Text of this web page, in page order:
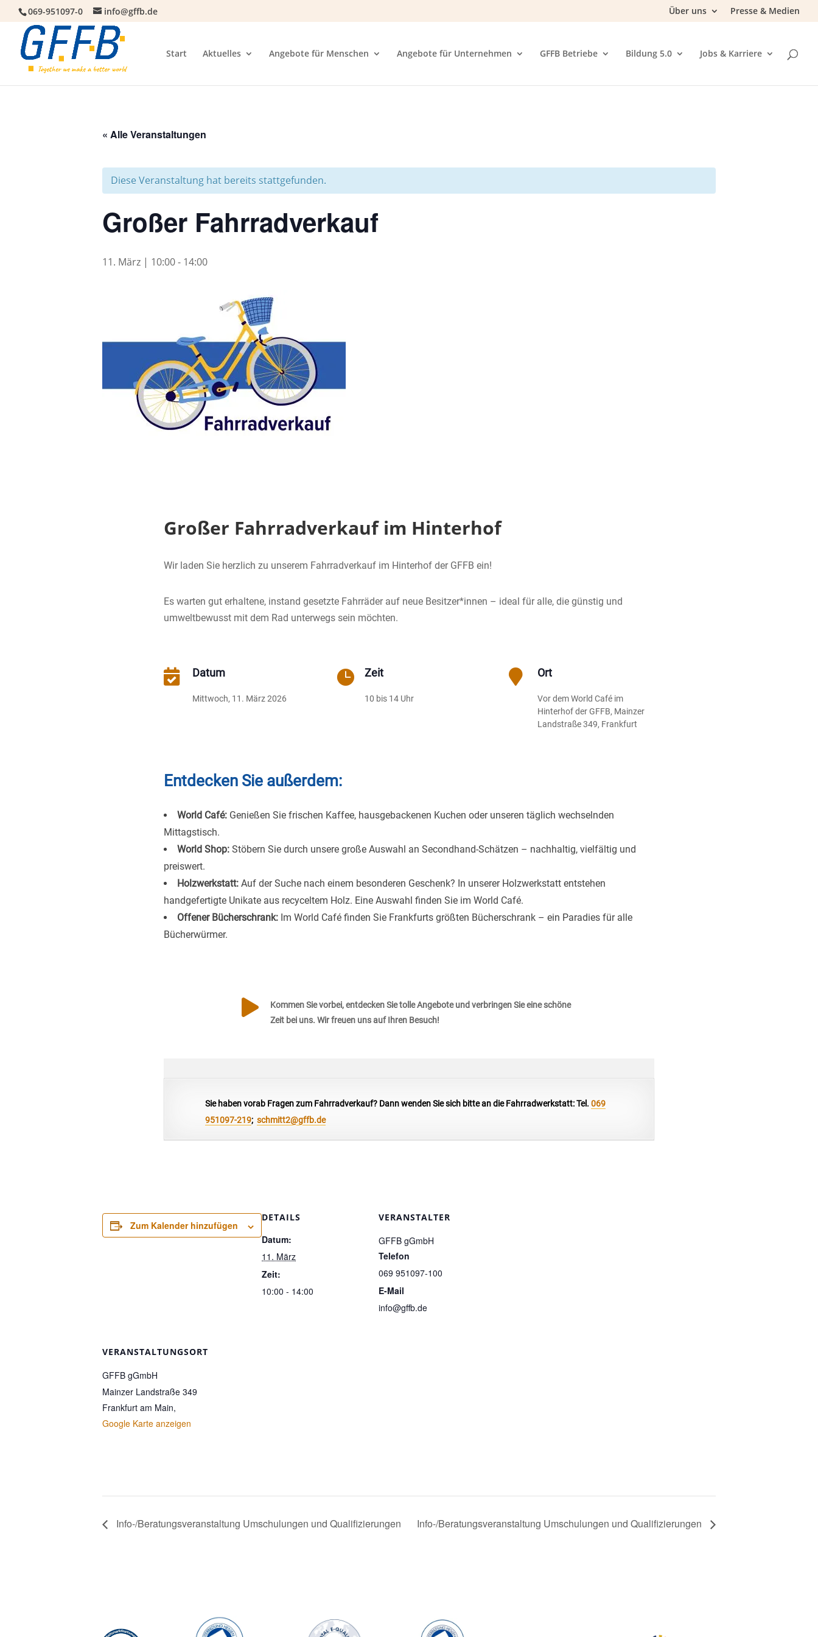
069-951097-0 info@gffb.de Über uns Presse & Medien
Start Aktuelles Angebote für Menschen Angebote für Unternehmen GFFB Betriebe Bildung 5.0 Jobs & Karriere
« Alle Veranstaltungen
Diese Veranstaltung hat bereits stattgefunden.
Großer Fahrradverkauf
11. März | 10:00- 14:00
Großer Fahrradverkauf im Hinterhof
Wir laden Sie herzlich zu unserem Fahrradverkauf im Hinterhof der GFFB ein!
Es warten gut erhaltene, instand gesetzte Fahrräder auf neue Besitzer*innen – ideal für alle, die günstig und
umweltbewusst mit dem Rad unterwegs sein möchten.
 Datum
Mittwoch, 11. März 2026
 Zeit
10 bis 14 Uhr
 Ort
Vor dem World Café im
Hinterhof der GFFB, Mainzer
Landstraße 349, Frankfurt
Entdecken Sie außerdem:
World Café:Genießen Sie frischen Kaffee, hausgebackenen Kuchen oder unseren täglich wechselnden
Mittagstisch.
World Shop:Stöbern Sie durch unsere große Auswahl an Secondhand-Schätzen – nachhaltig, vielfältig und
preiswert.
Holzwerkstatt:Auf der Suche nach einem besonderen Geschenk? In unserer Holzwerkstatt entstehen
handgefertigte Unikate aus recyceltem Holz. Eine Auswahl finden Sie im World Café.
Offener Bücherschrank:Im World Café finden Sie Frankfurts größten Bücherschrank – ein Paradies für alle
Bücherwürmer.

Kommen Sie vorbei, entdecken Sie tolle Angebote und verbringen Sie eine schöne
Zeit bei uns. Wir freuen uns auf Ihren Besuch!
Sie haben vorab Fragen zum Fahrradverkauf? Dann wenden Sie sich bitte an die Fahrradwerkstatt: Tel. 069
951097-219; schmitt2@gffb.de
Zum Kalender hinzufügen
DETAILS
Datum:
11. März
Zeit:
10:00 - 14:00
VERANSTALTER
GFFB gGmbH
Telefon
069 951097-100
E-Mail
info@gffb.de
VERANSTALTUNGSORT
GFFB gGmbH
Mainzer Landstraße 349
Frankfurt am Main,
Google Karte anzeigen
Info-/Beratungsveranstaltung Umschulungen und Qualifizierungen Info-/Beratungsveranstaltung Umschulungen und Qualifizierungen